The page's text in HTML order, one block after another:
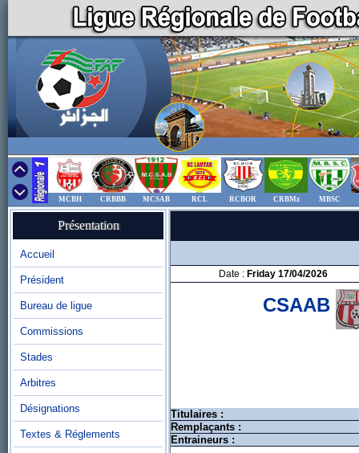
MCBH CRBBB MCSAB RCL RCBOR CRBMz MBSC
Présentation
Accueil
Président
Bureau de ligue
Commissions
Stades
Arbitres
Désignations
Textes & Réglements
Date : Friday 17/04/2026
CSAAB
Titulaires :
Remplaçants :
Entraineurs :